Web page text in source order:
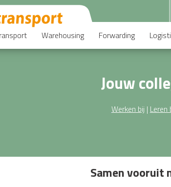
Warehousing Forwarding
Jouw
Werken bij | Leren
Samen vooruit